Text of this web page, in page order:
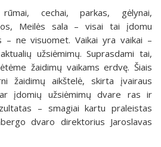
cechai, parkas, gėlynai,
Meilės sala – visai tai įdomu
– ne visuomet. Vaikai yra vaikai –
užsiėmimų. Suprasdami tai,
žaidimų vaikams erdvę. Šiais
žaidimų aikštelė, skirta įvairaus
įdomių užsiėmimų dvare ras ir
– smagiai kartu praleistas
dvaro direktorius Jaroslavas